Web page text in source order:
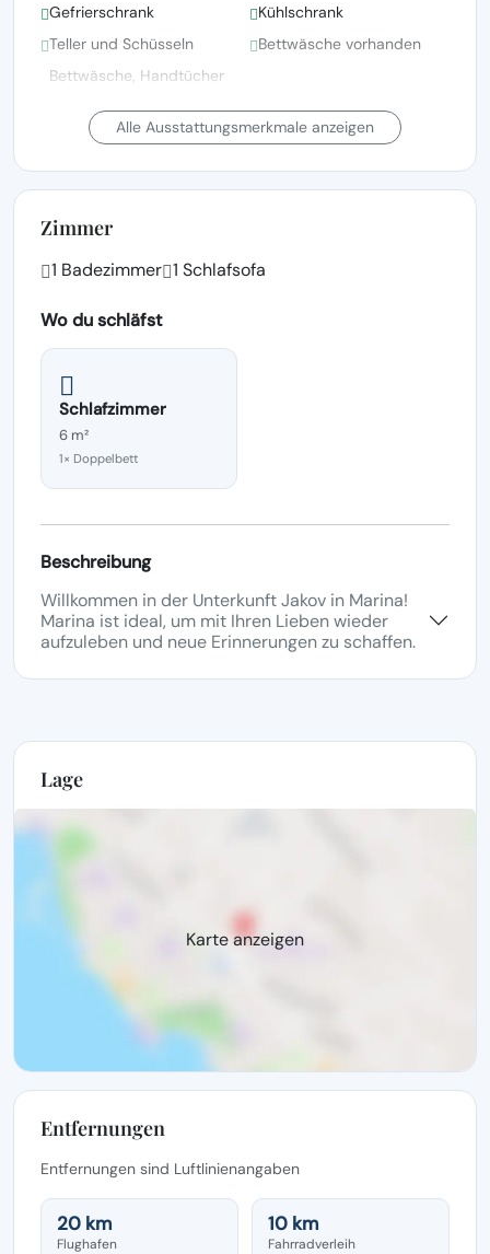
Gefrierschrank
Kühlschrank
Teller und Schüsseln
Bettwäsche vorhanden
Bettwäsche, Handtücher
Richtlinien der örtlichen
Behörden gewaschen
Satellitenfernsehen
Fernsehen Terrasse
Alle Ausstattungsmerkmale anzeigen
Zimmer
1 Badezimmer 1 Schlafsofa
Wo du schläfst
Schlafzimmer
6 m²
1× Doppelbett
Beschreibung
Willkommen in der Unterkunft Jakov in Marina!
Marina ist ideal, um mit Ihren Lieben wieder
aufzuleben und neue Erinnerungen zu schaffen.
Lage
Karte anzeigen
Entfernungen
Entfernungen sind Luftlinienangaben
20 km
Flughafen
10 km
Fahrradverleih